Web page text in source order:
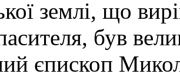
землі, що
був
єпископ